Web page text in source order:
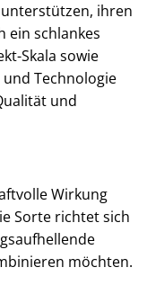
ihren
ein schlankes
Skala sowie
Technologie
und
Wirkung
Sorte richtet sich
möchten.